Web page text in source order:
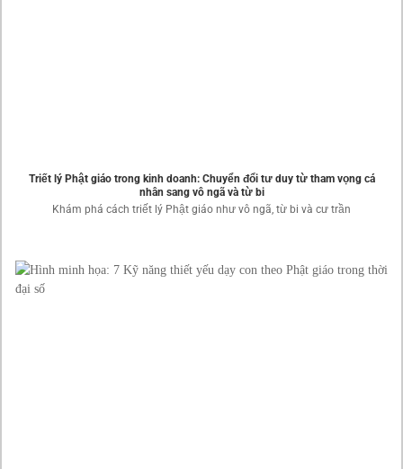
Triết lý Phật giáo trong kinh doanh: Chuyển đổi tư duy từ tham vọng cá
nhân sang vô ngã và từ bi
Khám phá cách triết lý Phật giáo như vô ngã, từ bi và cư trần